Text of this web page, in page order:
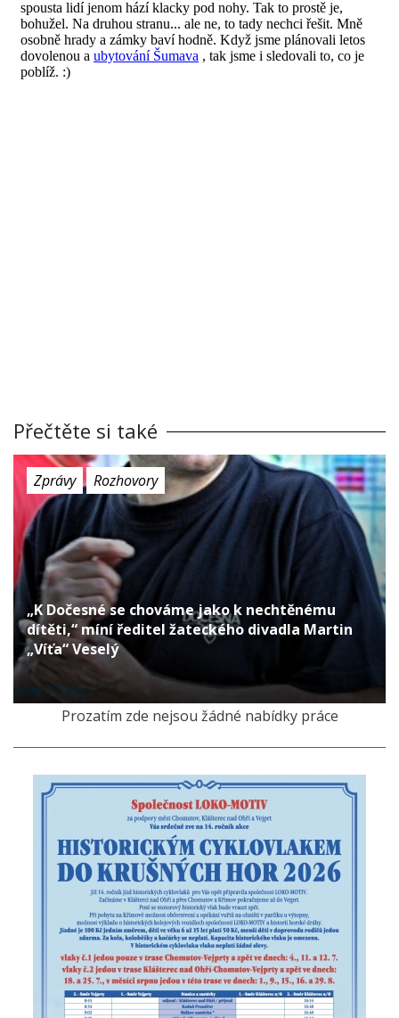
Přečtěte si také
Zprávy Rozhovory
„K Dočesné se chováme jako k nechtěnému
dítěti,“ míní ředitel žateckého divadla Martin
„Víťa“ Veselý
před 11 lety
Prozatím zde nejsou žádné nabídky práce